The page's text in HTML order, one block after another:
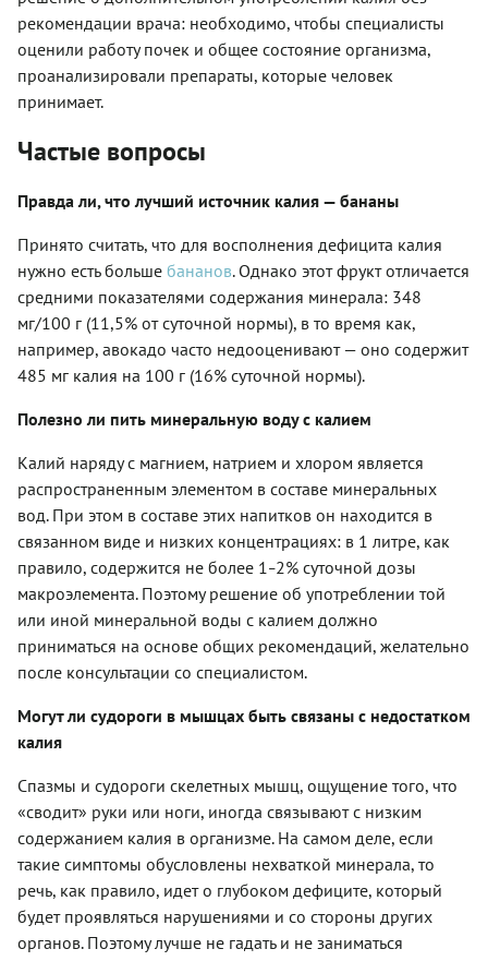
рекомендации врача: необходимо, чтобы специалисты
оценили работу почек и общее состояние организма,
проанализировали препараты, которые человек
принимает.
Частые вопросы
Правда ли, что лучший источник калия — бананы
Принято считать, что для восполнения дефицита калия
нужно есть больше бананов. Однако этот фрукт отличается
средними показателями содержания минерала: 348
мг/100 г (11,5% от суточной нормы), в то время как,
например, авокадо часто недооценивают — оно содержит
485 мг калия на 100 г (16% суточной нормы).
Полезно ли пить минеральную воду с калием
Калий наряду с магнием, натрием и хлором является
распространенным элементом в составе минеральных
вод. При этом в составе этих напитков он находится в
связанном виде и низких концентрациях: в 1 литре, как
правило, содержится не более 1 –2% суточной дозы
макроэлемента. Поэтому решение об употреблении той
или иной минеральной воды с калием должно
приниматься на основе общих рекомендаций, желательно
после консультации со специалистом.
Могут ли судороги в мышцах быть связаны с недостатком
калия
Спазмы и судороги скелетных мышц, ощущение того, что
«сводит» руки или ноги, иногда связывают с низким
содержанием калия в организме. На самом деле, если
такие симптомы обусловлены нехваткой минерала, то
речь, как правило, идет о глубоком дефиците, который
будет проявляться нарушениями и со стороны других
органов. Поэтому лучше не гадать и не заниматься